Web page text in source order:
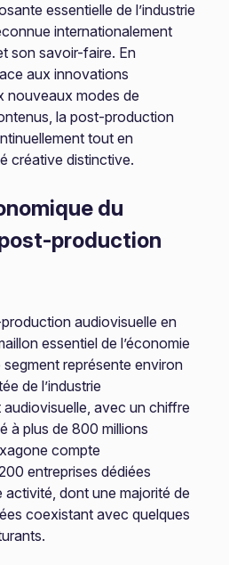
essentielle de l’industrie
internationalement
son savoir-faire. En
aux innovations
nouveaux modes de
la post-production
tout en
créative distinctive.
du
production
audiovisuelle en
essentiel de l’économie
représente environ
de l’industrie
avec un chiffre
à plus de 800 millions
compte
entreprises dédiées
activité, dont une majorité de
coexistant avec quelques